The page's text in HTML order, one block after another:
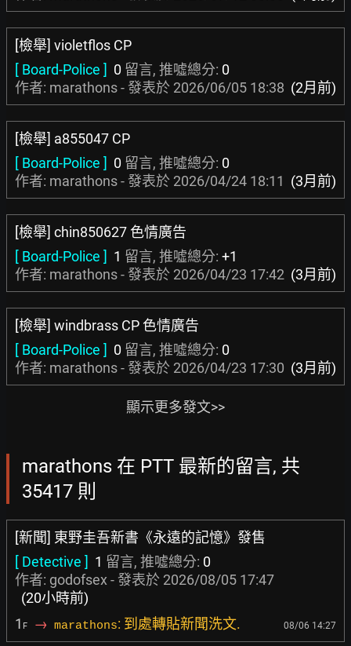
[檢舉] violetflos CP
[ Board-Police ] 0 留言, 推噓總分: 0
作者: marathons - 發表於 2026/06/05 18:38 (2月前)
[檢舉] a855047 CP
[ Board-Police ] 0 留言, 推噓總分: 0
作者: marathons - 發表於 2026/04/24 18:11 (3月前)
[檢舉] chin850627 色情廣告
[ Board-Police ] 1 留言, 推噓總分: +1
作者: marathons - 發表於 2026/04/23 17:42 (3月前)
[檢舉] windbrass CP 色情廣告
[ Board-Police ] 0 留言, 推噓總分: 0
作者: marathons - 發表於 2026/04/23 17:30 (3月前)
顯示更多發文>>
marathons 在 PTT 最新的留言, 共
35417 則
[新聞] 東野圭吾新書《永遠的記憶》發售
[ Detective ] 1 留言, 推噓總分: 0
作者: godofsex - 發表於 2026/08/05 17:47
(20小時前)
1 F → marathons: 到處轉貼新聞洗文. 08/06 14:27